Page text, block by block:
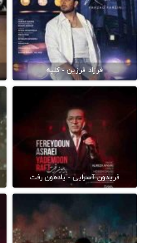
فرزاد فرزین - کلبه
فریدون آسرایی - یادمون رفت